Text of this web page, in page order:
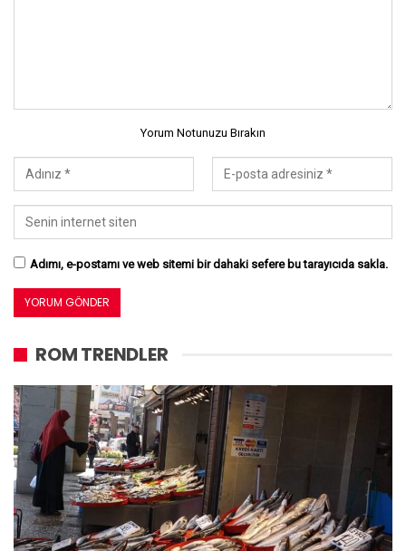
Yorum Notunuzu Bırakın
Adımı, e-postamı ve web sitemi bir dahaki sefere bu tarayıcıda sakla.
ROM TRENDLER